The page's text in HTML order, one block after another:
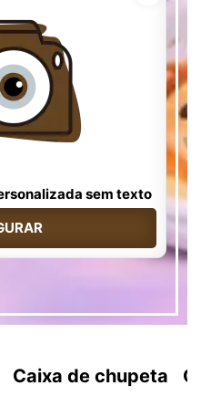
sem texto
Caixa de chupeta